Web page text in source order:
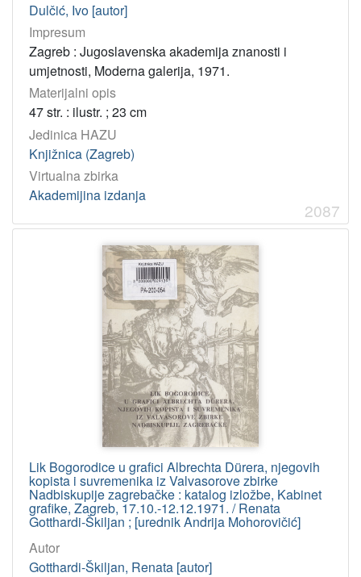
Dulčić, Ivo [autor]
Impresum
Zagreb : Jugoslavenska akademija znanosti i
umjetnosti, Moderna galerija, 1971.
Materijalni opis
47 str. : ilustr. ; 23 cm
Jedinica HAZU
Knjižnica (Zagreb)
Virtualna zbirka
Akademijina izdanja
2087
Lik Bogorodice u grafici Albrechta Dürera, njegovih
kopista i suvremenika iz Valvasorove zbirke
Nadbiskupije zagrebačke : katalog izložbe, Kabinet
grafike, Zagreb, 17.10.-12.12.1971. / Renata
Gotthardi-Škiljan ; [urednik Andrija Mohorovičić]
Autor
Gotthardi-Škiljan, Renata [autor]